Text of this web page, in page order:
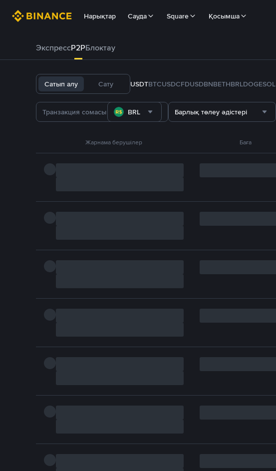
Нарықтар Сауда Square Қосымша
ЭкспрессP2PБлоктау
Сатып алу Сату USDTBTCUSDCFDUSDBNBETHBRLDOGESOL
BRL Барлық төлеу әдістері
Жарнама берушілер Баға